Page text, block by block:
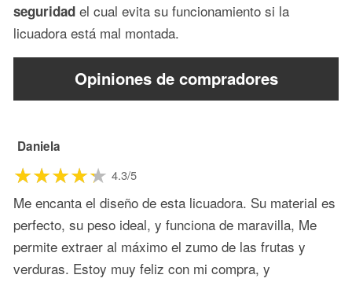
seguridad el cual evita su funcionamiento si la
licuadora está mal montada.
Opiniones de compradores
Daniela
4.3/5
Me encanta el diseño de esta licuadora. Su material es
perfecto, su peso ideal, y funciona de maravilla, Me
permite extraer al máximo el zumo de las frutas y
verduras. Estoy muy feliz con mi compra, y